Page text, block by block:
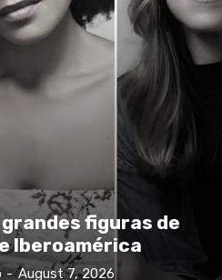
figuras de
Iberoamérica
- August 7, 2026